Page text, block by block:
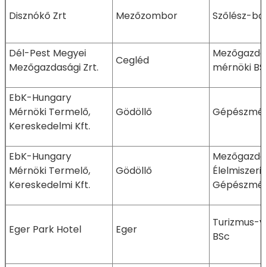
Disznókő Zrt Mezőzombor Szőlész-
Dél-Pest Megyei
Mezőgazdasági Zrt.
Cegléd
mérnöki
EbK-Hungary
Mérnöki Termelő,
Kereskedelmi Kft.
Gödöllő
EbK-Hungary
Mérnöki Termelő,
Kereskedelmi Kft.
Gödöllő
Eger Park Hotel Eger
Turizmus-
BSc